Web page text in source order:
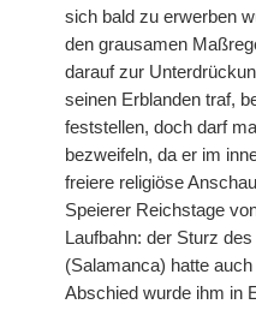
sich bald zu erwerben
den grausamen
darauf zur
seinen Erblanden traf,
feststellen, doch darf
bezweifeln, da er im
freiere religiöse
Speierer Reichstage
Laufbahn: der Sturz
(Salamanca) hatte
Abschied wurde ihm in